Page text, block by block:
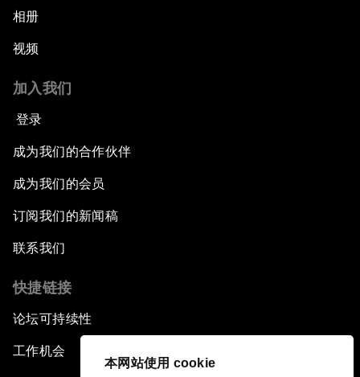
本网站使用 cookie
相册
视频
加入我们
登录
成为我们的合作伙伴
成为我们的会员
订阅我们的新闻稿
联系我们
快捷链接
论坛可持续性
工作机会